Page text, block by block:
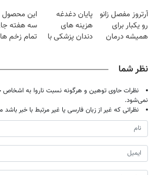
(پرسش‌نامه)
میلیون تومان!!!
درمانش
آرتروز مفصل زانو
رو یکبار برای
همیشه درمان
پایان دغدغه
هزینه های
دندان پزشکی با
این محصول
سه هفته
تمام زخم ها
نظر شما
نظرات حاوی توهین و هرگونه نسبت ناروا به
نمی‌شود.
نظراتی که غیر از زبان فارسی یا غیر مرتبط با خبر